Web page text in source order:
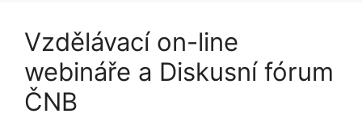
Vzdělávací on-line
webináře a Diskusní fórum
ČNB